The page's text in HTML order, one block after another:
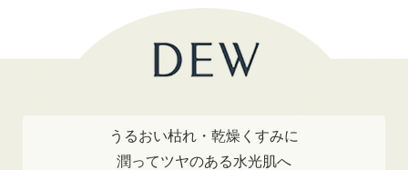
うるおい枯れ・乾燥くすみに
潤ってツヤのある水光肌へ